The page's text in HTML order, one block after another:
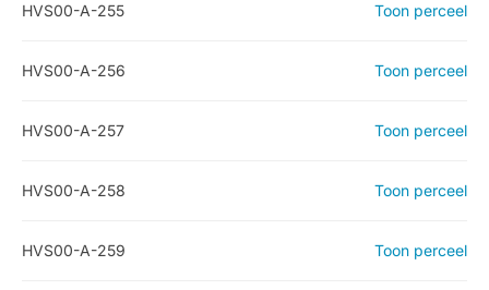
HVS00-A-255 Toon perceel
HVS00-A-256 Toon perceel
HVS00-A-257 Toon perceel
HVS00-A-258 Toon perceel
HVS00-A-259 Toon perceel